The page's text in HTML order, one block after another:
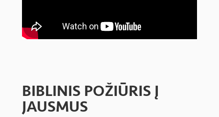
BIBLINIS POŽIŪRIS Į
JAUSMUS